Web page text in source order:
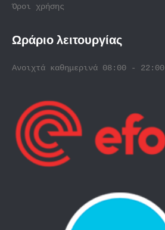
Όροι χρήσης
Ωράριο λειτουργίας
Ανοιχτά καθημερινά 08:00 - 22:00